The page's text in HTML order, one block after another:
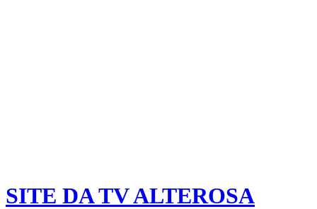
SITE DA TV ALTEROSA